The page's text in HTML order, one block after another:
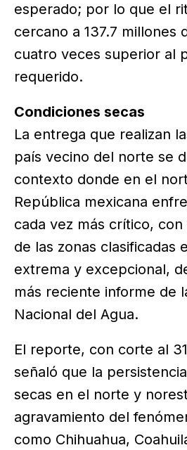
esperado; por lo que el
cercano a 137.7 millones
cuatro veces superior al
requerido.
Condiciones secas
La entrega que realizan
país vecino del norte se
contexto donde en el
República mexicana
cada vez más crítico,
de las zonas clasificadas
extrema y excepcional,
más reciente informe de
Nacional del Agua.
El reporte, con corte al
señaló que la
secas en el norte y
agravamiento del
como Chihuahua,